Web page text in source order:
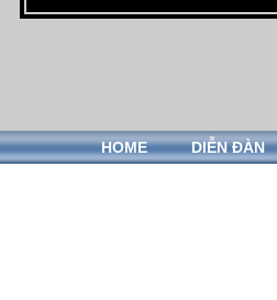
HOME DIỄN ĐÀN